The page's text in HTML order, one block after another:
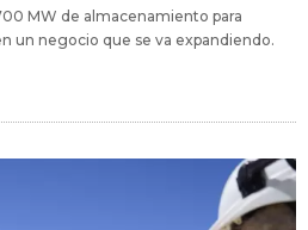
MW de almacenamiento para
un negocio que se va expandiendo.